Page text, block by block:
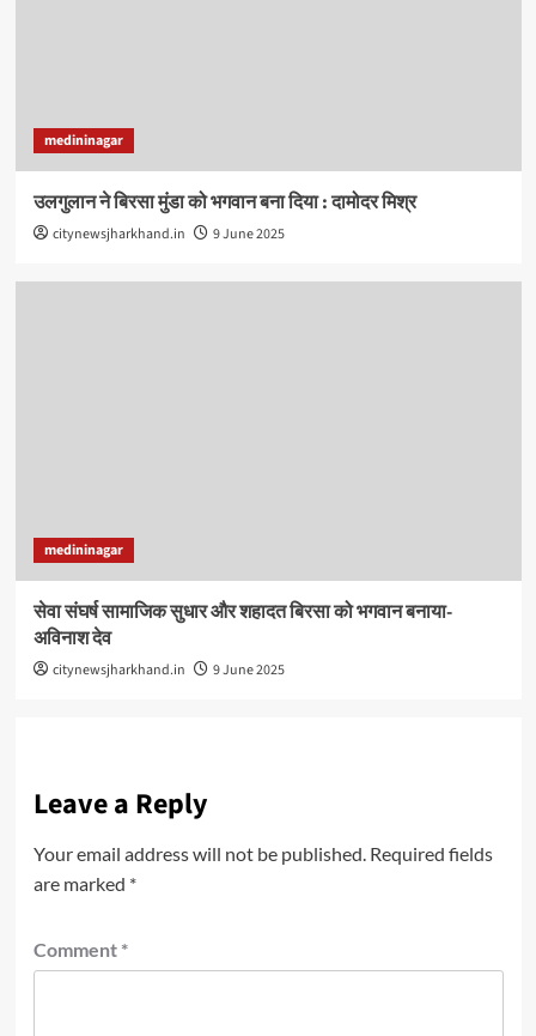
medininagar
उलगुलान ने बिरसा मुंडा को भगवान बना दिया : दामोदर मिश्र
citynewsjharkhand.in 9 June 2025
medininagar
सेवा संघर्ष सामाजिक सुधार और शहादत बिरसा को भगवान बनाया-
अविनाश देव
citynewsjharkhand.in 9 June 2025
Leave a Reply
Your email address will not be published. Required fields
are marked *
Comment *